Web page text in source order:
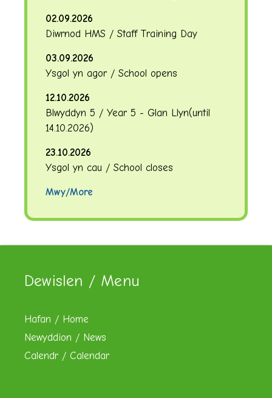
02.09.2026
Diwrnod HMS / Staff Training Day
03.09.2026
Ysgol yn agor / School opens
12.10.2026
Blwyddyn 5 / Year 5 - Glan Llyn(until
14.10.2026)
23.10.2026
Ysgol yn cau / School closes
Mwy/More
Dewislen / Menu
Hafan / Home
Newyddion / News
Calendr / Calendar